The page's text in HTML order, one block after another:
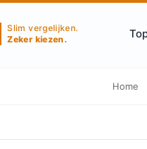
Slim vergelijken.
Zeker kiezen.
Home